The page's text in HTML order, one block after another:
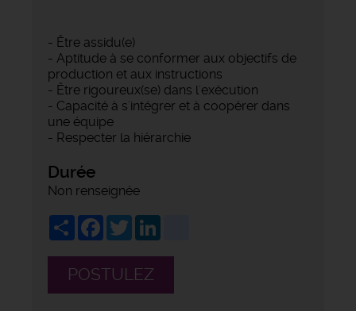
- Être assidu(e)
- Aptitude à se conformer aux objectifs de
production et aux instructions
- Être rigoureux(se) dans l'exécution
- Capacité à s'intégrer et à coopérer dans
une équipe
- Respecter la hiérarchie
Durée
Non renseignée
ShareFacebook
Twitter
POSTULEZ